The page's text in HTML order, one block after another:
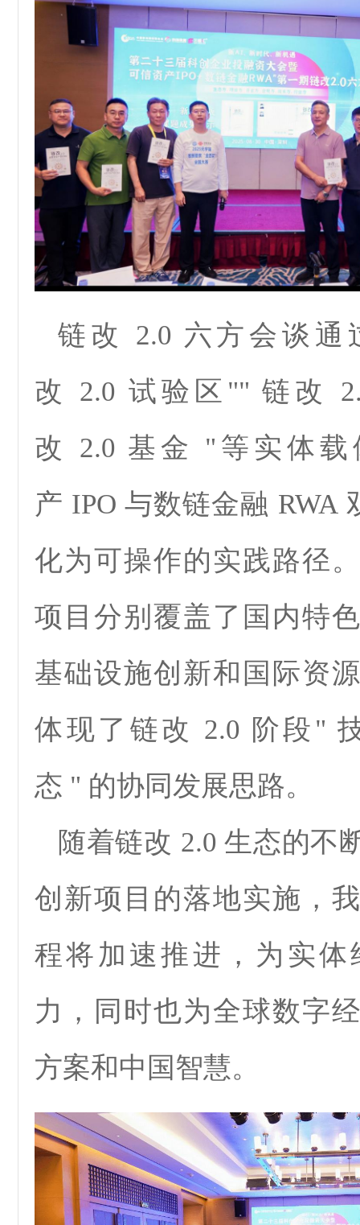
链改 2.0 六方会谈
改 2.0 试验区"" 链改
改 2.0 基金 "等实体
产 IPO 与数链金融 RWA
化为可操作的实践路径
项目分别覆盖了国内特
基础设施创新和国际资
体现了链改 2.0 阶段"
态 " 的协同发展思路。
随着链改 2.0 生态的不
创新项目的落地实施，
程将加速推进，为实体
力，同时也为全球数字
方案和中国智慧。